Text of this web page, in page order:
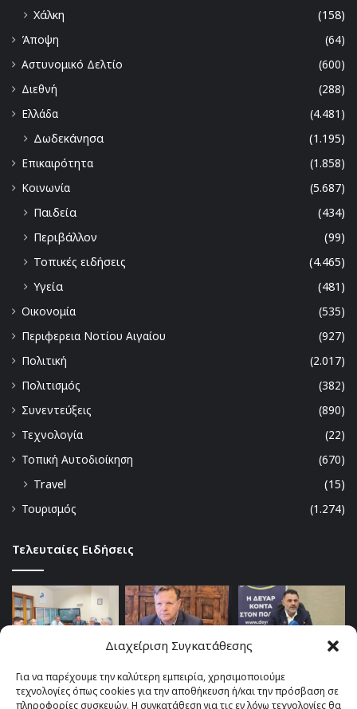
Διαχείριση Συγκατάθεσης
Για να παρέχουμε την καλύτερη εμπειρία, χρησιμοποιούμε
τεχνολογίες όπως cookies για την αποθήκευση ή/και την πρόσβαση σε
πληροφορίες συσκευών. Η συγκατάθεση για τις εν λόγω τεχνολογίες θα
Χάλκη
(158)
Άποψη
(64)
Αστυνομικό Δελτίο
(600)
Διεθνή
(288)
Ελλάδα
(4.481)
Δωδεκάνησα
(1.195)
Επικαιρότητα
(1.858)
Κοινωνία
(5.687)
Παιδεία
(434)
Περιβάλλον
(99)
Τοπικές ειδήσεις
(4.465)
Υγεία
(481)
Οικονομία
(535)
Περιφερεια Νοτίου Αιγαίου
(927)
Πολιτική
(2.017)
Πολιτισμός
(382)
Συνεντεύξεις
(890)
Τεχνολογία
(22)
Τοπική Αυτοδιοίκηση
(670)
Travel
(15)
Τουρισμός
(1.274)
Τελευταίες Ειδήσεις